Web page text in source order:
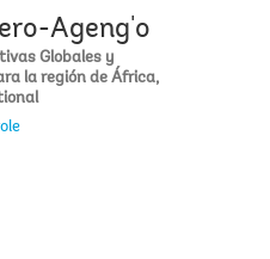
Ageng'o
Globales y
la región de África,